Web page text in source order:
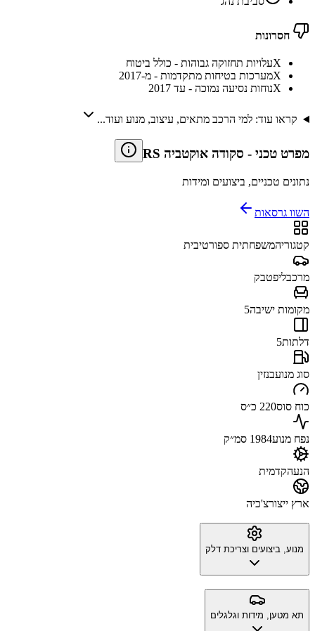
חסרונות
Xעלויות תחזוקה גבוהות - כולל ביטוח
Xמערכות בטיחות מתקדמות - מ-2017
Xנוחות נסיעה נמוכה - עד 2017
קראו עוד: למי הרכב מתאים, עיצוב, מנוע ועוד...
מפרט טכני - סקודה אוקטביה RS
נתונים טכניים, ביצועים ומידות
השוו גרסאות
קטגוריהמשפחתית ספורטיבית
מרכבליפטבק
מקומות ישיבה5
דלתות5
סוג מנועבנזין
כוח סוס220 כ״ס
נפח מנוע1984 סמ״ק
הנעהקדמית
ארץ ייצורצ'כיה
מנוע, ביצועים וצריכת דלק
תא מטען, מידות וגלגלים